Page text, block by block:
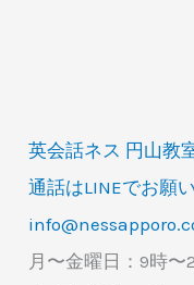
英会話ネス 円山教
通話はLINEでお願
月〜金曜日：9時〜